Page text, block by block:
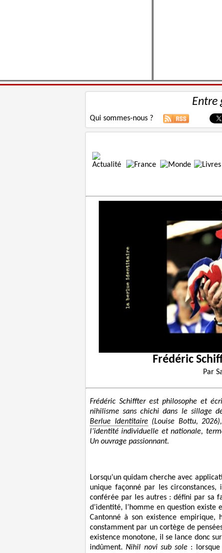
Entre
Qui sommes-nous ?
Frédéric
Par
Frédéric Schiffter est philosophe et
nihilisme sans chichi dans le sillage
Berlue Identitaire(Louise Bottu,
l’identité individuelle et nationale,
Un ouvrage passionnant.
Lorsqu’un quidam cherche avec
unique façonné par les
conférée par les autres : défini par sa
d’identité, l’homme en question
Cantonné à son existence
constamment par un cortège de
existence monotone, il se lance donc
indûment.Nihil novi sub sole : lorsque